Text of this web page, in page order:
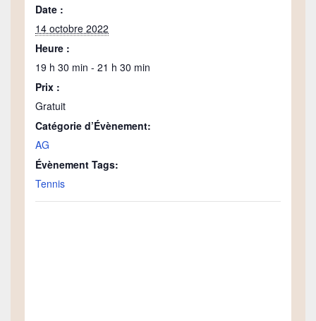
Date :
14 octobre 2022
Heure :
19 h 30 min - 21 h 30 min
Prix :
Gratuit
Catégorie d’Évènement:
AG
Évènement Tags:
Tennis